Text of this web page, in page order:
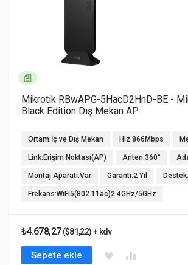
Mikrotik RBwAPG-5HacD2HnD-BE -
Black Edition Dış Mekan AP
Ortam:İç ve Dış Mekan Hız:866Mbps
Link:Erişim Noktası(AP) Anten:360°
Montaj Aparatı:Var Garanti:2 Yıl
Frekans:WiFi5(802.11ac)2.4GHz/5GHz
₺4.678,27($81,22) + kdv
Sepete ekle